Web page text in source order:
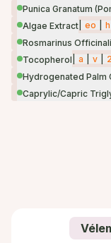
Punica Granatum
Algae Extract eo
h
Rosmarinus
Tocopherol
a v 2
Hydrogenated Palm
Caprylic/Capric